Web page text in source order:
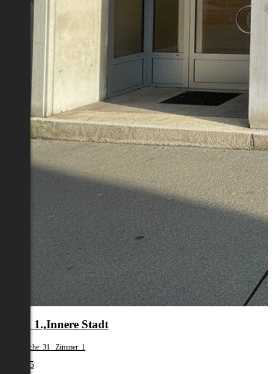
Wien 1.,Innere Stadt
Wohnfläche: 31 Zimmer: 1
€ 1.245